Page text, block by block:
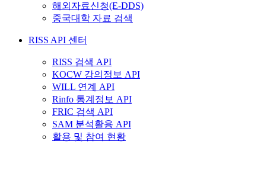
해외자료신청(E-DDS)
중국대학 자료 검색
RISS API 센터
RISS 검색 API
KOCW 강의정보 API
WILL 연계 API
Rinfo 통계정보 API
FRIC 검색 API
SAM 분석활용 API
활용 및 참여 현황